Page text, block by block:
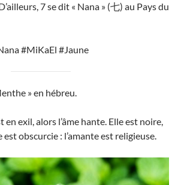
7 se dit « Nana » (七) au Pays du
#MiKaEl #Jaune
» en hébreu.
en exil, alors l’âme hante. Elle est noire,
obscurcie : l’amante est religieuse.